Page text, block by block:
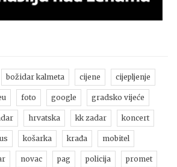
božidar kalmeta cijene cijepljenje
foto google gradsko vijeće
hrvatska kk zadar koncert
košarka krađa mobitel
novac pag policija promet